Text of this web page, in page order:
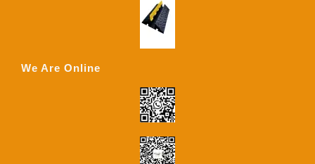
We Are Online